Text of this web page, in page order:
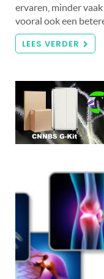
ervaren, minder
vooral ook een
LEES VERDER